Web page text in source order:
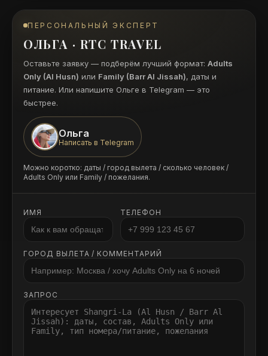
ПЕРСОНАЛЬНЫЙ ЭКСПЕРТ
ОЛЬГА · RTC TRAVEL
Оставьте заявку — подберём лучший формат: Adults
Only (Al Husn) или Family (Barr Al Jissah), даты и
питание. Или напишите Ольге в Telegram — это
быстрее.
Ольга
Написать в Telegram
Можно коротко: даты / город вылета / сколько человек /
Adults Only или Family / пожелания.
ИМЯ ТЕЛЕФОН
ГОРОД ВЫЛЕТА / КОММЕНТАРИЙ
ЗАПРОС